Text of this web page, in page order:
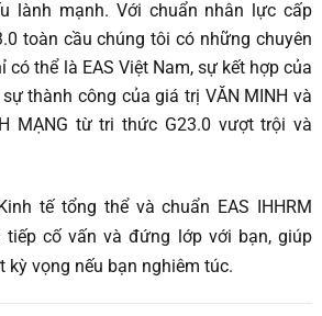
lành mạnh. Với chuẩn nhân lực cấp
toàn cầu chúng tôi có những chuyên
có thể là EAS Việt Nam, sự kết hợp của
sự thành công của giá trị VĂN MINH và
MẠNG từ tri thức G23.0 vượt trội và
tế tổng thể và chuẩn EAS IHHRM
tiếp cố vấn và đứng lớp với bạn, giúp
kỳ vọng nếu bạn nghiêm túc.